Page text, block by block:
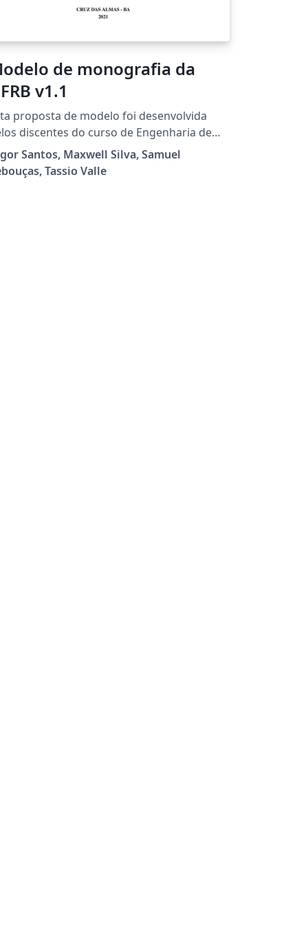
de monografia da
v1.1
proposta de modelo foi desenvolvida
discentes do curso de Engenharia de
da UFRB: Samuel Rebouças,
Santos e Maxwell Silva (com supervisão
docente Tassio Valle) como trabalho da
Santos, Maxwell Silva, Samuel
Tassio Valle